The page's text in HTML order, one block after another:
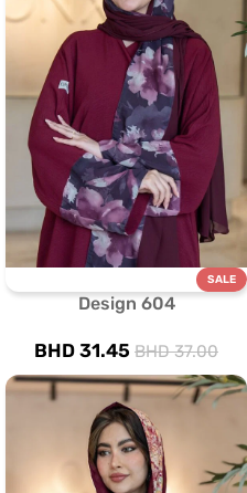
SALE
Design 604
BHD37.00
BHD 31.45